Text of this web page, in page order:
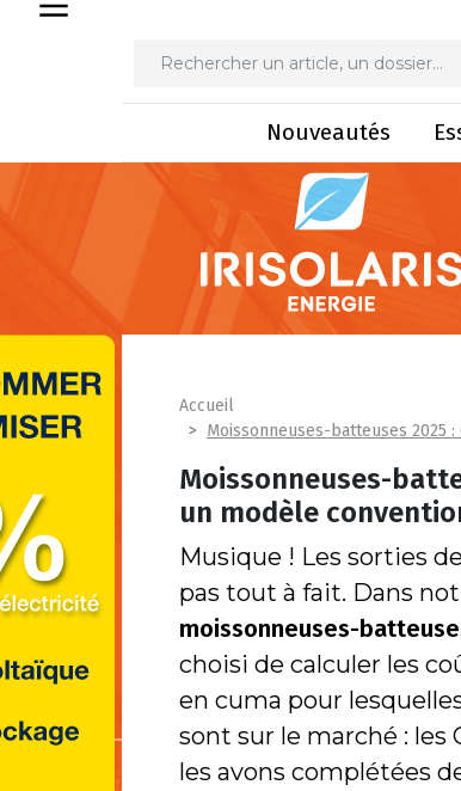
Nouveautés
Accueil
Moissonneuses-batteuses
Moissonneuses-
un modèle
Musique ! Les sorties
pas tout à fait. Dans
moissonneuses-
choisi de calculer les
en cuma pour
sont sur le marché : les
les avons complétées